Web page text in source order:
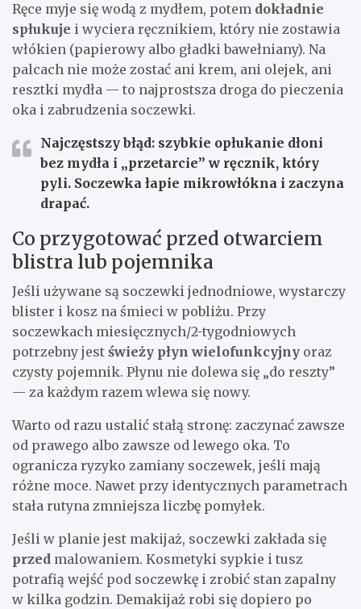
Ręce myje się wodą z mydłem, potem dokładnie
spłukuje i wyciera ręcznikiem, który nie zostawia
włókien (papierowy albo gładki bawełniany). Na
palcach nie może zostać ani krem, ani olejek, ani
resztki mydła — to najprostsza droga do pieczenia
oka i zabrudzenia soczewki.
Najczęstszy błąd: szybkie opłukanie dłoni
bez mydła i „przetarcie” w ręcznik, który
pyli. Soczewka łapie mikrowłókna i zaczyna
drapać.
Co przygotować przed otwarciem
blistra lub pojemnika
Jeśli używane są soczewki jednodniowe, wystarczy
blister i kosz na śmieci w pobliżu. Przy
soczewkach miesięcznych/2-tygodniowych
potrzebny jest świeży płyn wielofunkcyjny oraz
czysty pojemnik. Płynu nie dolewa się „do reszty”
— za każdym razem wlewa się nowy.
Warto od razu ustalić stałą stronę: zaczynać zawsze
od prawego albo zawsze od lewego oka. To
ogranicza ryzyko zamiany soczewek, jeśli mają
różne moce. Nawet przy identycznych parametrach
stała rutyna zmniejsza liczbę pomyłek.
Jeśli w planie jest makijaż, soczewki zakłada się
przed malowaniem. Kosmetyki sypkie i tusz
potrafią wejść pod soczewkę i zrobić stan zapalny
w kilka godzin. Demakijaż robi się dopiero po